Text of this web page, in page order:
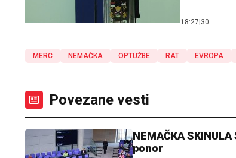
18:27 30
MERC NEMAČKA OPTUŽBE RAT EVROPA
Povezane vesti
NEMAČKA
ponor